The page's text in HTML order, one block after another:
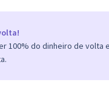
do dinheiro de volta